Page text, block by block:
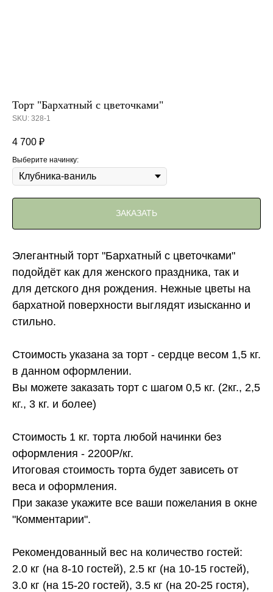
Торт "Бархатный с цветочками"
SKU: 328-1
4 700 ₽
Выберите начинку:
ЗАКАЗАТЬ
Элегантный торт "Бархатный с цветочками"
подойдёт как для женского праздника, так и
для детского дня рождения. Нежные цветы на
бархатной поверхности выглядят изысканно и
стильно.
Стоимость указана за торт - сердце весом 1,5 кг.
в данном оформлении.
Вы можете заказать торт с шагом 0,5 кг. (2кг., 2,5
кг., 3 кг. и более)
Стоимость 1 кг. торта любой начинки без
оформления - 2200Р/кг.
Итоговая стоимость торта будет зависеть от
веса и оформления.
При заказе укажите все ваши пожелания в окне
"Комментарии".
Рекомендованный вес на количество гостей:
2.0 кг (на 8-10 гостей), 2.5 кг (на 10-15 гостей),
3.0 кг (на 15-20 гостей), 3.5 кг (на 20-25 гостя),